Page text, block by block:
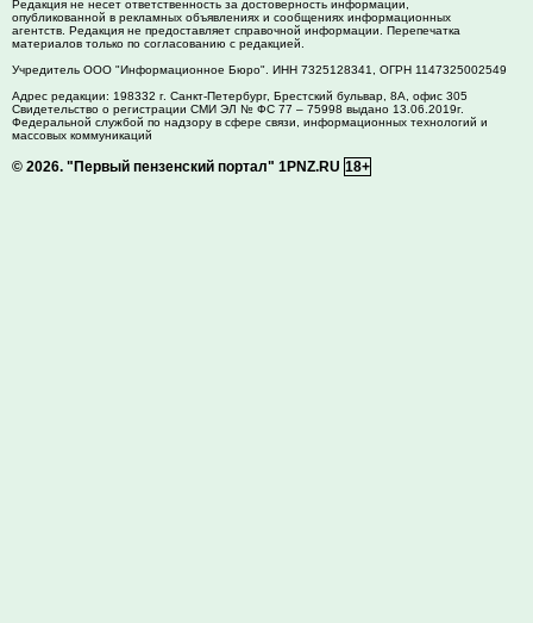
Редакция не несет ответственность за достоверность информации,
опубликованной в рекламных объявлениях и сообщениях информационных
агентств. Редакция не предоставляет справочной информации. Перепечатка
материалов только по согласованию с редакцией.
Учредитель ООО "Информационное Бюро". ИНН 7325128341, ОГРН 1147325002549
Адрес редакции: 198332 г. Санкт-Петербург, Брестский бульвар, 8А, офис 305
Свидетельство о регистрации СМИ ЭЛ № ФС 77 – 75998 выдано 13.06.2019г.
Федеральной службой по надзору в сфере связи, информационных технологий и
массовых коммуникаций
© 2026. "Первый пензенский портал" 1PNZ.RU 18+